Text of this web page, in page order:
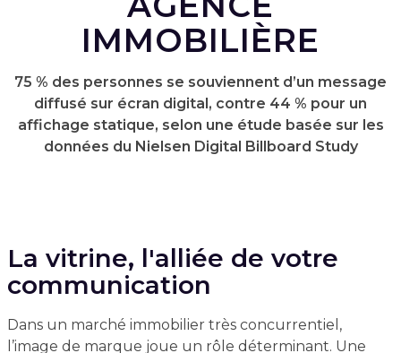
IMMOBILIÈRE
75 % des personnes se souviennent d’un message
diffusé sur écran digital, contre 44 % pour un
affichage statique, selon une étude basée sur les
données du Nielsen Digital Billboard Study
La vitrine, l'alliée de votre
communication
Dans un marché immobilier très concurrentiel,
l’image de marque joue un rôle déterminant. Une